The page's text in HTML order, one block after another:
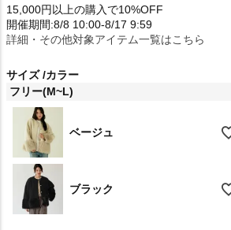
15,000円以上の購入で10%OFF
開催期間:8/8 10:00-8/17 9:59
詳細・その他対象アイテム一覧はこちら
サイズ カラー
フリー(M~L)
ベージュ
ブラック